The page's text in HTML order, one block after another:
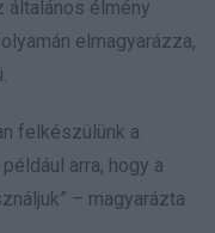
általános élmény
elmagyarázza,
felkészülünk a
arra, hogy a
– magyarázta